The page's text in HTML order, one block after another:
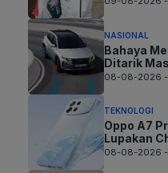
NASIONAL
Bahaya
Ditarik
08-08-2026 -
TEKNOLOGI
Oppo A7
Lupakan
08-08-2026 -